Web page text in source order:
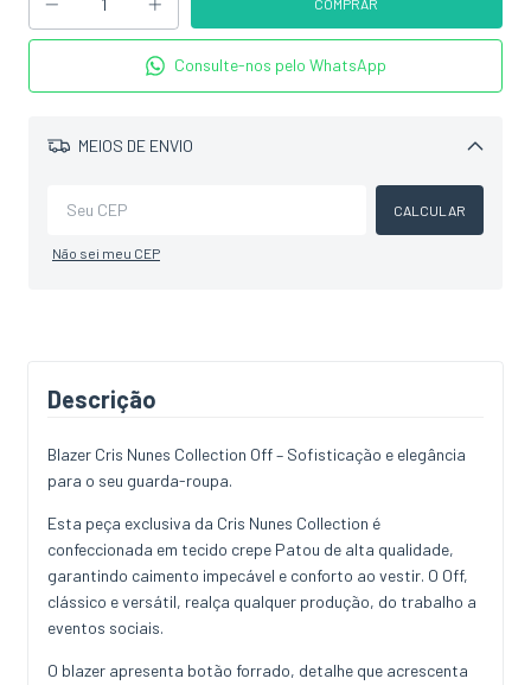
Consulte-nos pelo WhatsApp
MEIOS DE ENVIO
Alterar CEP
CALCULAR
Não sei meu CEP
Descrição
Blazer Cris Nunes Collection Off – Sofisticação e elegância
para o seu guarda-roupa.
Esta peça exclusiva da Cris Nunes Collection é
confeccionada em tecido crepe Patou de alta qualidade,
garantindo caimento impecável e conforto ao vestir. O Off,
clássico e versátil, realça qualquer produção, do trabalho a
eventos sociais.
O blazer apresenta botão forrado, detalhe que acrescenta